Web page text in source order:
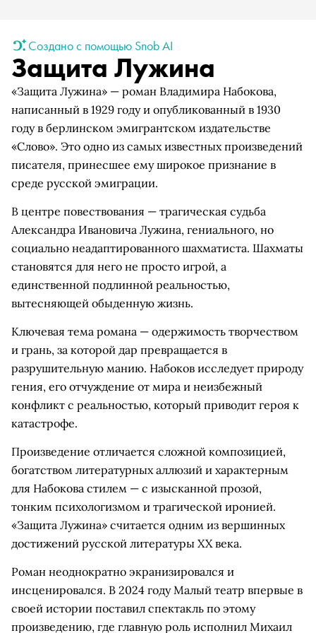
Создано с помощью Snob AI
Защита Лужина
«Защита Лужина» — роман Владимира Набокова,
написанный в 1929 году и опубликованный в 1930
году в берлинском эмигрантском издательстве
«Слово». Это одно из самых известных произведений
писателя, принесшее ему широкое признание в
среде русской эмиграции.
В центре повествования — трагическая судьба
Александра Ивановича Лужина, гениального, но
социально неадаптированного шахматиста. Шахматы
становятся для него не просто игрой, а
единственной подлинной реальностью,
вытесняющей обыденную жизнь.
Ключевая тема романа — одержимость творчеством
и грань, за которой дар превращается в
разрушительную манию. Набоков исследует природу
гения, его отчуждение от мира и неизбежный
конфликт с реальностью, который приводит героя к
катастрофе.
Произведение отличается сложной композицией,
богатством литературных аллюзий и характерным
для Набокова стилем — с изысканной прозой,
тонким психологизмом и трагической иронией.
«Защита Лужина» считается одним из вершинных
достижений русской литературы XX века.
Роман неоднократно экранизировался и
инсценировался. В 2024 году Малый театр впервые в
своей истории поставил спектакль по этому
произведению, где главную роль исполнил Михаил